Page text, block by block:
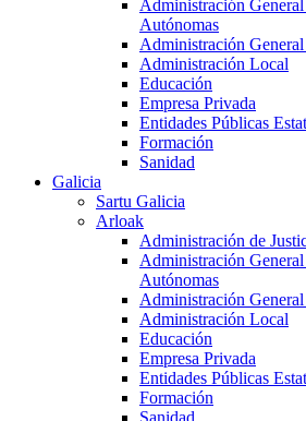
Administración
Autónomas
Administración
Administración Local
Educación
Empresa Privada
Entidades Públicas
Formación
Sanidad
Galicia
Sartu Galicia
Arloak
Administración de
Administración
Autónomas
Administración
Administración Local
Educación
Empresa Privada
Entidades Públicas
Formación